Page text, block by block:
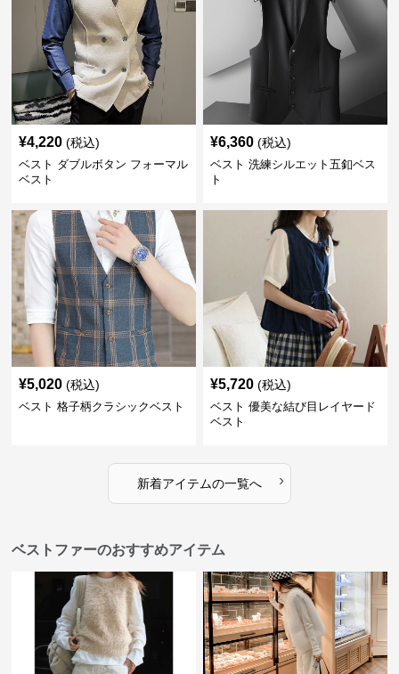
¥4,220 (税込)
ベスト ダブルボタン フォーマル
ベスト
¥6,360 (税込)
ベスト 洗練シルエット五釦ベス
ト
¥5,020 (税込)
ベスト 格子柄クラシックベスト
¥5,720 (税込)
ベスト 優美な結び目レイヤード
ベスト
新着アイテムの一覧へ ›
ベストファーのおすすめアイテム